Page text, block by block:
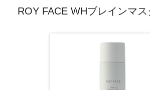
ROY FACE WHブレインマ